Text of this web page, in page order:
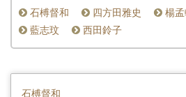
石榑督和
四方田雅史 楊
藍志玟
西田鈴子
石榑督和